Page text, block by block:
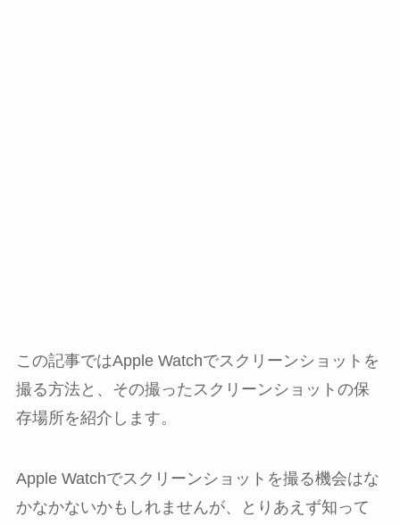
この記事ではApple Watchでスクリーンショットを
撮る方法と、その撮ったスクリーンショットの保
存場所を紹介します。
Apple Watchでスクリーンショットを撮る機会はな
かなかないかもしれませんが、とりあえず知って